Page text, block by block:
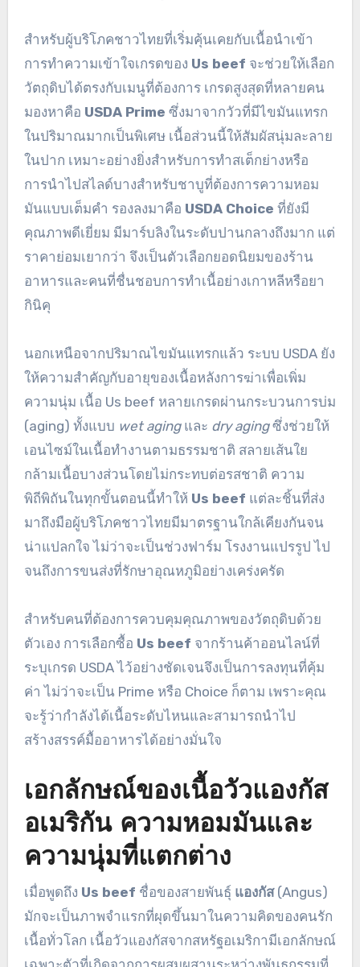
สำหรับผู้บริโภคชาวไทยที่เริ่มคุ้นเคยกับเนื้อนำเข้า
การทำความเข้าใจเกรดของ Us beef จะช่วยให้เลือก
วัตถุดิบได้ตรงกับเมนูที่ต้องการ เกรดสูงสุดที่หลายคน
มองหาคือ USDA Prime ซึ่งมาจากวัวที่มีไขมันแทรก
ในปริมาณมากเป็นพิเศษ เนื้อส่วนนี้ให้สัมผัสนุ่มละลาย
ในปาก เหมาะอย่างยิ่งสำหรับการทำสเต็กย่างหรือ
การนำไปสไลด์บางสำหรับชาบูที่ต้องการความหอม
มันแบบเต็มคำ รองลงมาคือ USDA Choice ที่ยังมี
คุณภาพดีเยี่ยม มีมาร์บลิงในระดับปานกลางถึงมาก แต่
ราคาย่อมเยากว่า จึงเป็นตัวเลือกยอดนิยมของร้าน
อาหารและคนที่ชื่นชอบการทำเนื้อย่างเกาหลีหรือยา
กินิคุ
นอกเหนือจากปริมาณไขมันแทรกแล้ว ระบบ USDA ยัง
ให้ความสำคัญกับอายุของเนื้อหลังการฆ่าเพื่อเพิ่ม
ความนุ่ม เนื้อ Us beef หลายเกรดผ่านกระบวนการบ่ม
(aging) ทั้งแบบ wet agingและ dry agingซึ่งช่วยให้
เอนไซม์ในเนื้อทำงานตามธรรมชาติ สลายเส้นใย
กล้ามเนื้อบางส่วนโดยไม่กระทบต่อรสชาติ ความ
พิถีพิถันในทุกขั้นตอนนี้ทำให้ Us beef แต่ละชิ้นที่ส่ง
มาถึงมือผู้บริโภคชาวไทยมีมาตรฐานใกล้เคียงกันจน
น่าแปลกใจ ไม่ว่าจะเป็นช่วงฟาร์ม โรงงานแปรรูป ไป
จนถึงการขนส่งที่รักษาอุณหภูมิอย่างเคร่งครัด
สำหรับคนที่ต้องการควบคุมคุณภาพของวัตถุดิบด้วย
ตัวเอง การเลือกซื้อ Us beef จากร้านค้าออนไลน์ที่
ระบุเกรด USDA ไว้อย่างชัดเจนจึงเป็นการลงทุนที่คุ้ม
ค่า ไม่ว่าจะเป็น Prime หรือ Choice ก็ตาม เพราะคุณ
จะรู้ว่ากำลังได้เนื้อระดับไหนและสามารถนำไป
สร้างสรรค์มื้ออาหารได้อย่างมั่นใจ
เอกลักษณ์ของเนื้อวัวแองกัส
อเมริกัน ความหอมมันและ
ความนุ่มที่แตกต่าง
เมื่อพูดถึง Us beef ชื่อของสายพันธุ์ แองกัส(Angus)
มักจะเป็นภาพจำแรกที่ผุดขึ้นมาในความคิดของคนรัก
เนื้อทั่วโลก เนื้อวัวแองกัสจากสหรัฐอเมริกามีเอกลักษณ์